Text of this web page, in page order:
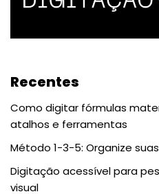
Recentes
Como digitar fórmulas
atalhos e ferramentas
Método 1-3-5: Organize
Digitação acessível para
visual